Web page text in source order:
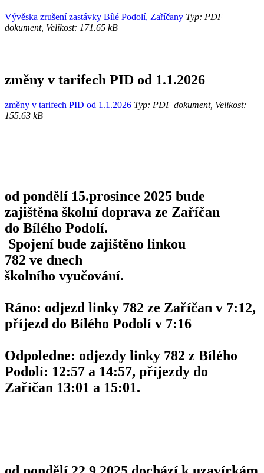
Vývěska zrušení zastávky Bílé Podolí, Zaříčany Typ: PDF
dokument, Velikost: 171.65 kB
změny v tarifech PID od 1.1.2026
změny v tarifech PID od 1.1.2026 Typ: PDF dokument, Velikost:
155.63 kB
od pondělí 15.prosince 2025 bude
zajištěna školní doprava ze Zaříčan
do Bílého Podolí.
Spojení bude zajištěno linkou
782 ve dnech
školního vyučování.
Ráno: odjezd linky 782 ze Zaříčan v 7:12,
příjezd do Bílého Podolí v 7:16
Odpoledne: odjezdy linky 782 z Bílého
Podolí: 12:57 a 14:57, příjezdy do
Zaříčan 13:01 a 15:01.